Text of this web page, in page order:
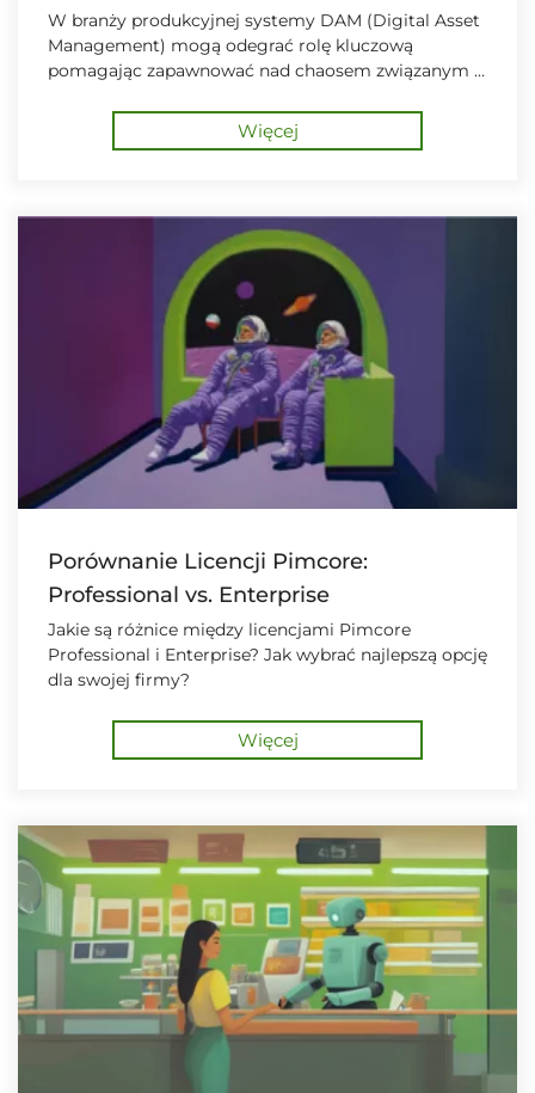
W branży produkcyjnej systemy DAM (Digital Asset
Management) mogą odegrać rolę kluczową
pomagając zapawnować nad chaosem związanym z
rysunków technicznychWięcej
Porównanie Licencji Pimcore:
Professional vs. Enterprise
Jakie są różnice między licencjami Pimcore
Professional i Enterprise? Jak wybrać najlepszą opcję
dla swojej firmy?
Więcej